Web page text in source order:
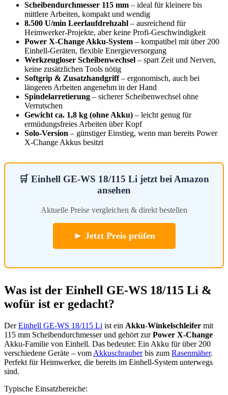
Scheibendurchmesser 115 mm – ideal für kleinere bis
mittlere Arbeiten, kompakt und wendig
8.500 U/min Leerlaufdrehzahl – ausreichend für
Heimwerker-Projekte, aber keine Profi-Geschwindigkeit
Power X-Change Akku-System – kompatibel mit über 200
Einhell-Geräten, flexible Energieversorgung
Werkzeugloser Scheibenwechsel – spart Zeit und Nerven,
keine zusätzlichen Tools nötig
Softgrip & Zusatzhandgriff– ergonomisch, auch bei
längeren Arbeiten angenehm in der Hand
Spindelarretierung – sicherer Scheibenwechsel ohne
Verrutschen
Gewicht ca. 1,8 kg (ohne Akku) – leicht genug für
ermüdungsfreies Arbeiten über Kopf
Solo-Version – günstiger Einstieg, wenn man bereits Power
X-Change Akkus besitzt
🛒 Einhell GE-WS 18/115 Li jetzt bei Amazon
ansehen
Aktuelle Preise vergleichen & direkt bestellen
► Jetzt Preis prüfen
Was ist der Einhell GE-WS 18/115 Li &
wofür ist er gedacht?
DerEinhell GE-WS 18/115 Li ist ein Akku-Winkelschleifer mit
115 mm Scheibendurchmesser und gehört zurPower X-Change
Akku-Familie von Einhell. Das bedeutet: Ein Akku für über 200
verschiedene Geräte – vom Akkuschrauberbis zum Rasenmäher.
Perfekt für Heimwerker, die bereits im Einhell-System unterwegs
sind.
Typische Einsatzbereiche: